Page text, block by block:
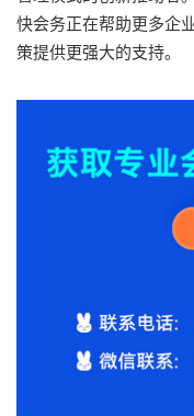
快会务正在帮助更多企
策提供更强大的支持。